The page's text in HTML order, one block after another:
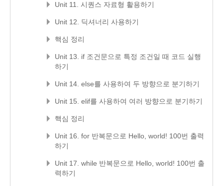
Unit 11. 시퀀스 자료형 활용하기
Unit 12. 딕셔너리 사용하기
핵심 정리
Unit 13. if 조건문으로 특정 조건일 때 코드 실행
하기
Unit 14. else를 사용하여 두 방향으로 분기하기
Unit 15. elif를 사용하여 여러 방향으로 분기하기
핵심 정리
Unit 16. for 반복문으로 Hello, world! 100번 출력
하기
Unit 17. while 반복문으로 Hello, world! 100번 출
력하기